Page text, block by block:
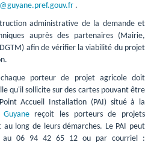
.
administrative de la demande et
auprès des partenaires (Mairie,
afin de vérifier la viabilité du projet
porteur de projet agricole doit
qu'il sollicite sur des cartes pouvant être
Accueil Installation (PAI) situé à la
reçoit les porteurs de projets
long de leurs démarches. Le PAI peut
au 06 94 42 65 12 ou par courriel :